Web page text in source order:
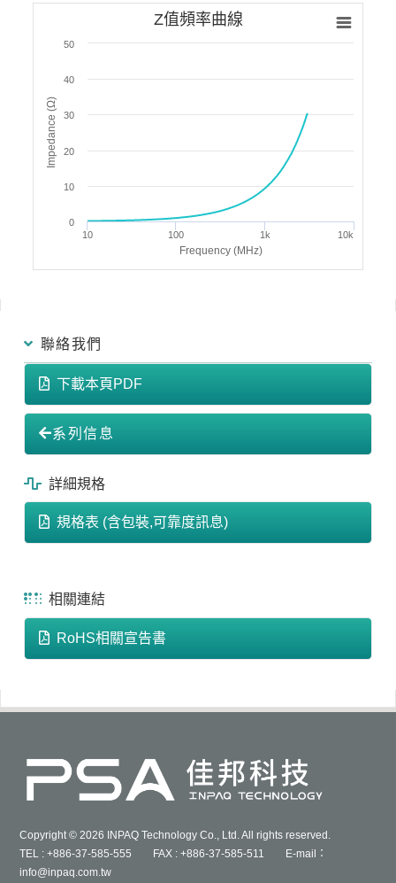
Frequency (MHz)
Impedance (Ω)
Z值頻率曲線
10 100 1k 10k
0
10
20
30
40
50
聯絡我們
下載本頁PDF
系列信息
詳細規格
規格表 (含包裝,可靠度訊息)
相關連結
RoHS相關宣告書
Copyright © 2026 INPAQ Technology Co., Ltd. All rights reserved.
TEL : +886-37-585-555 FAX : +886-37-585-511 E-mail：
info@inpaq.com.tw